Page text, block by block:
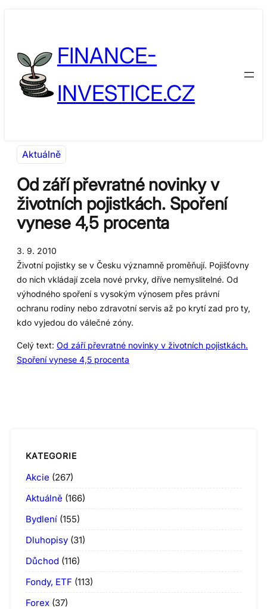
FINANCE-
INVESTICE.CZ
Aktuálně
Od září převratné novinky v
životních pojistkách. Spoření
vynese 4,5 procenta
3. 9. 2010
Životní pojistky se v Česku významně proměňují. Pojišťovny
do nich vkládají zcela nové prvky, dříve nemyslitelné. Od
výhodného spoření s vysokým výnosem přes právní
ochranu rodiny nebo zdravotní servis až po krytí zad pro ty,
kdo vyjedou do válečné zóny.
Celý text: Od září převratné novinky v životních pojistkách.
Spoření vynese 4,5 procenta
KATEGORIE
Akcie (267)
Aktuálně (166)
Bydlení (155)
Dluhopisy (31)
Důchod (116)
Fondy, ETF (113)
Forex (37)